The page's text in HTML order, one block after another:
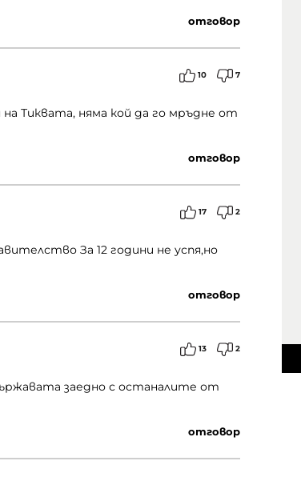
отговор
10 7
Тиквата, няма кой да го мръдне от
отговор
17 2
За 12 години не успя,но
отговор
13 2
заедно с останалите от
отговор